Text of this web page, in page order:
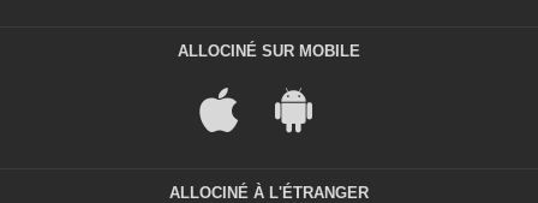
ALLOCINÉ SUR MOBILE
ALLOCINÉ À L'ÉTRANGER